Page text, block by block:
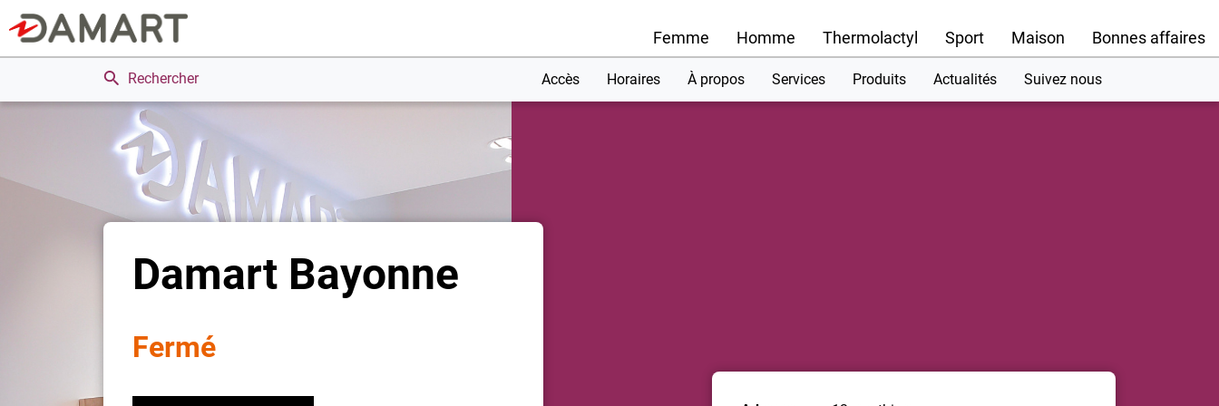
Femme Homme Thermolactyl Sport Maison Bonnes affaires
Rechercher Accès Horaires À propos Services Produits Actualités Suivez nous
Damart Bayonne
Fermé